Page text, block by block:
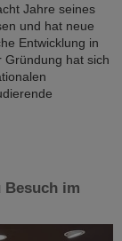
Jahre seines
und hat neue
Entwicklung in
Gründung hat sich
Besuch im